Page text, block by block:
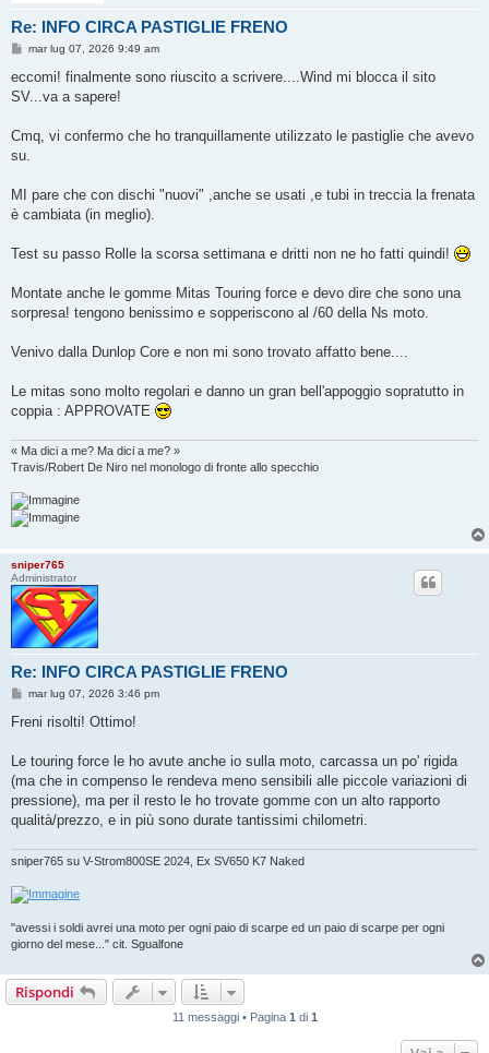
Re: INFO CIRCA PASTIGLIE FRENO
M
s
a
i
o
mar lug 07, 2026 9:49 am
eccomi! finalmente sono riuscito a scrivere....Wind mi blocca il sito
SV...va a sapere!
Cmq, vi confermo che ho tranquillamente utilizzato le pastiglie che avevo
su.
MI pare che con dischi "nuovi" ,anche se usati ,e tubi in treccia la frenata
è cambiata (in meglio).
Test su passo Rolle la scorsa settimana e dritti non ne ho fatti quindi!
Montate anche le gomme Mitas Touring force e devo dire che sono una
sorpresa! tengono benissimo e sopperiscono al /60 della Ns moto.
Venivo dalla Dunlop Core e non mi sono trovato affatto bene....
Le mitas sono molto regolari e danno un gran bell'appoggio sopratutto in
coppia : APPROVATE
« Ma dici a me? Ma dici a me? »
Travis/Robert De Niro nel monologo di fronte allo specchio
sniper765
Administrator
Re: INFO CIRCA PASTIGLIE FRENO
M
s
g
i
o
mar lug 07, 2026 3:46 pm
Freni risolti! Ottimo!
Le touring force le ho avute anche io sulla moto, carcassa un po' rigida
(ma che in compenso le rendeva meno sensibili alle piccole variazioni di
pressione), ma per il resto le ho trovate gomme con un alto rapporto
qualità/prezzo, e in più sono durate tantissimi chilometri.
sniper765 su V-Strom800SE 2024, Ex SV650 K7 Naked
"avessi i soldi avrei una moto per ogni paio di scarpe ed un paio di scarpe per ogni
giorno del mese..." cit. Sgualfone
Rispondi
11 messaggi • Pagina 1 di 1